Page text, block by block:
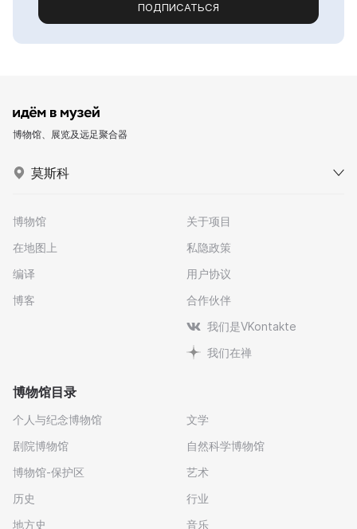
ПОДПИСАТЬСЯ
博物馆、展览及远足聚合器
莫斯科
博物馆
在地图上
编译
博客
关于项目
私隐政策
用户协议
合作伙伴
我们是VKontakte
我们在禅
博物馆目录
个人与纪念博物馆
剧院博物馆
博物馆-保护区
历史
地方史
文学
自然科学博物馆
艺术
行业
音乐